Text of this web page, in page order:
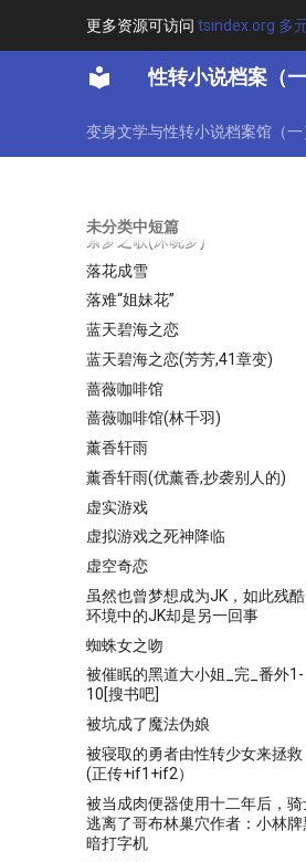
更多资源可访问 tsindex.org 多
性转小说档案（一
变身文学与性转小说档案馆（一
未分类中短篇
荣华富贵
荻荻公主
莉莉斯的女儿(王莉)
莉莉斯的女儿（三部曲之一）
萦梦之歌(沐晓梦)
落花成雪
落难“姐妹花”
蓝天碧海之恋
蓝天碧海之恋(芳芳,41章变)
蔷薇咖啡馆
蔷薇咖啡馆(林千羽)
薰香轩雨
薰香轩雨(优薰香,抄袭别人的)
虚实游戏
虚拟游戏之死神降临
虚空奇恋
虽然也曾梦想成为JK，如此残酷
环境中的JK却是另一回事
蜘蛛女之吻
被催眠的黑道大小姐_完_番外1-
10[搜书吧]
被坑成了魔法伪娘
被寝取的勇者由性转少女来拯救
(正传+if1+if2）
被当成肉便器使用十二年后，骑
逃离了哥布林巢穴作者：小林牌
暗打字机